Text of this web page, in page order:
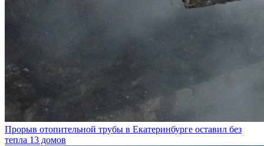
Прорыв отопительной трубы в Екатеринбурге оставил без
тепла 13 домов